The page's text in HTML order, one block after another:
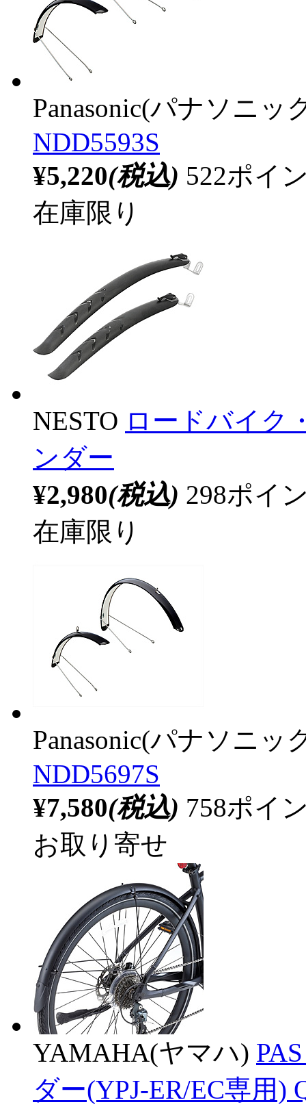
Panasonic(パナソニッ
NDD5593S
¥5,220(税込) 522ポイ
在庫限り
NESTO ロードバイク
ンダー
¥2,980(税込) 298ポイ
在庫限り
Panasonic(パナソニッ
NDD5697S
¥7,580(税込) 758ポイ
お取り寄せ
YAMAHA(ヤマハ)
ダー(YPJ-ER/EC専用)